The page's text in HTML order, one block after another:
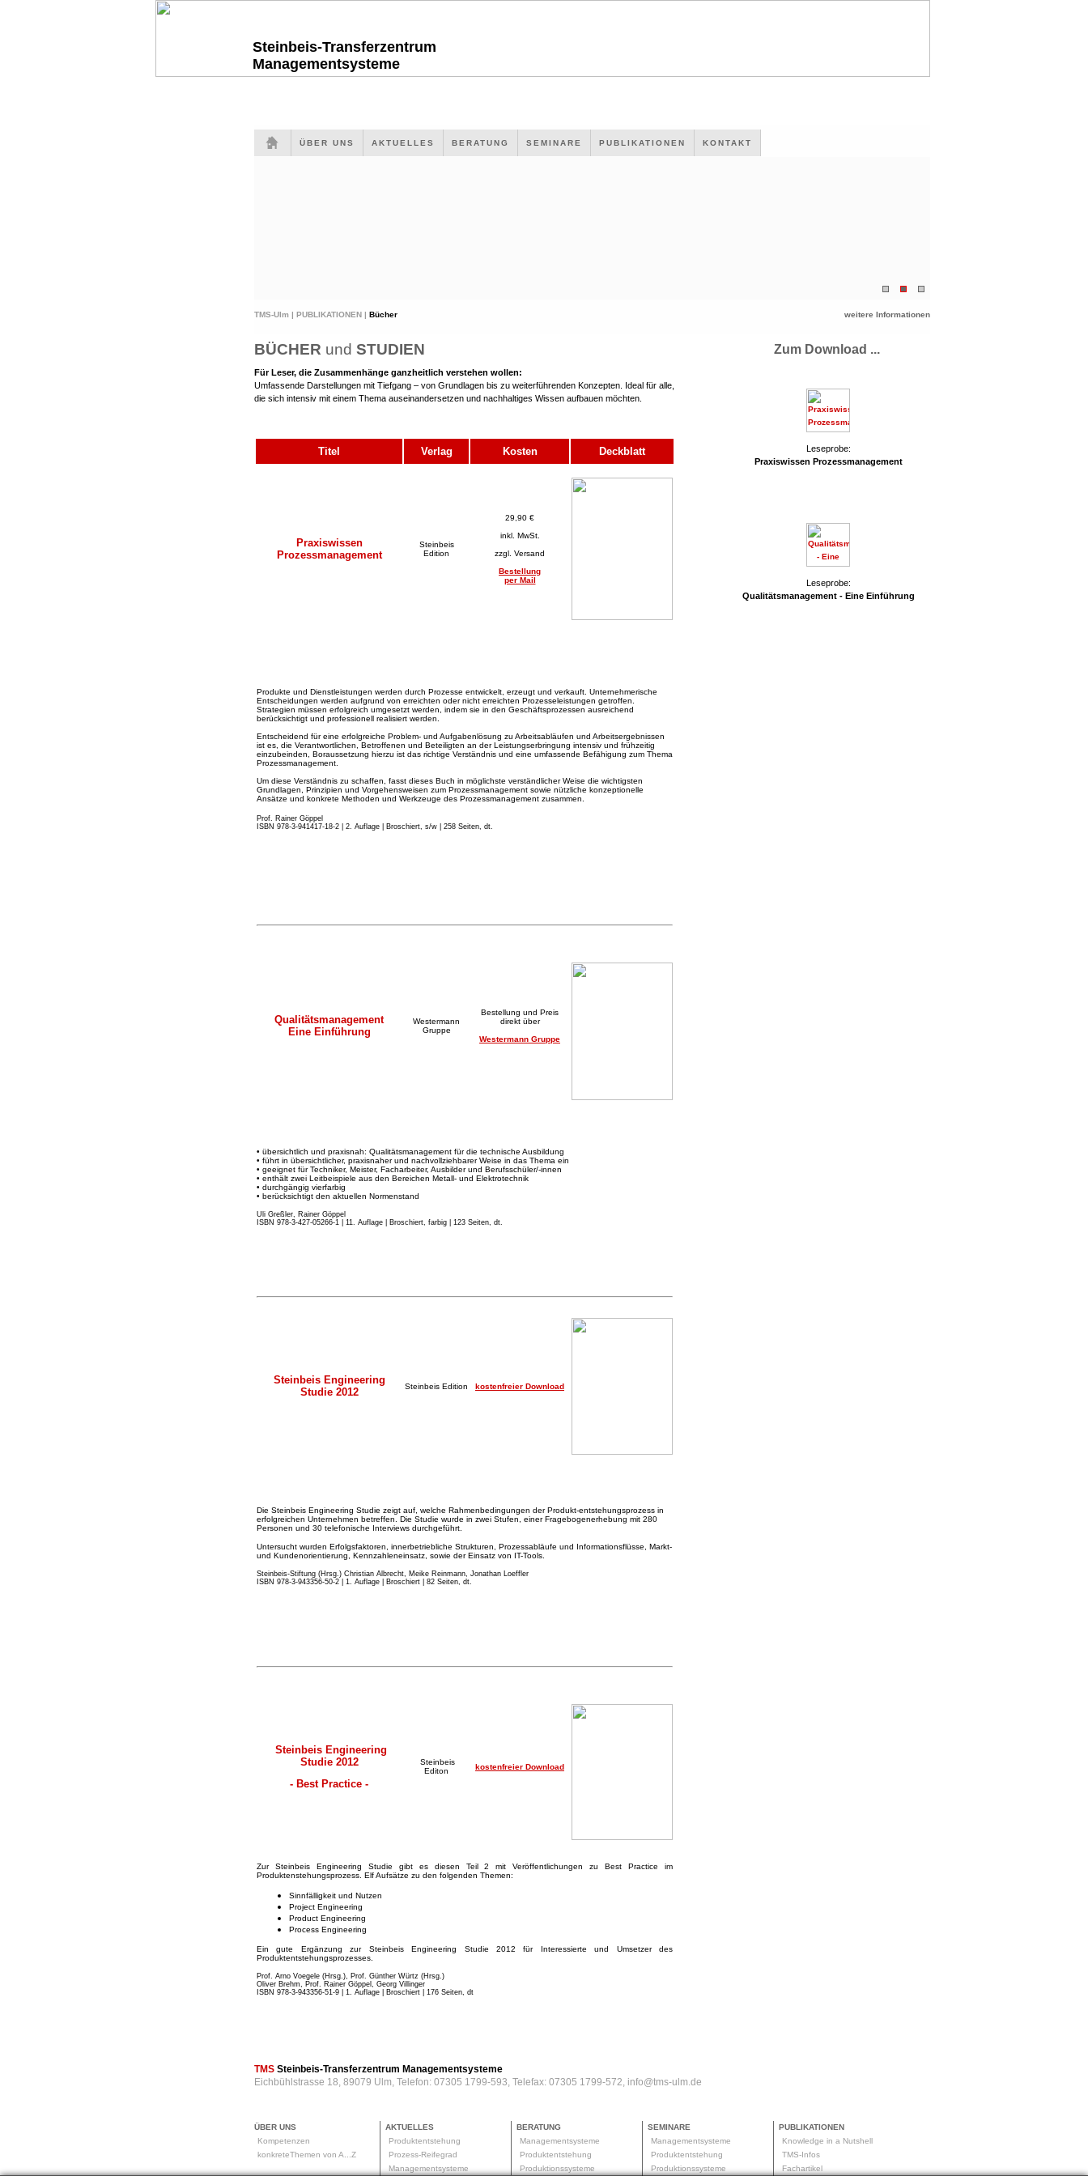
Steinbeis-Transferzentrum
Managementsysteme
ÜBER UNS AKTUELLES BERATUNG SEMINARE PUBLIKATIONEN KONTAKT
TMS-Ulm | PUBLIKATIONEN | Bücher weitere Informationen
BÜCHER und STUDIEN
Für Leser, die Zusammenhänge ganzheitlich verstehen wollen:
Umfassende Darstellungen mit Tiefgang – von Grundlagen bis zu weiterführenden Konzepten. Ideal für alle,
die sich intensiv mit einem Thema auseinandersetzen und nachhaltiges Wissen aufbauen möchten.
Titel Verlag Kosten Deckblatt
Praxiswissen
Prozessmanagement
Steinbeis
Edition
29,90 €
inkl. MwSt.
zzgl. Versand
Bestellung
per Mail
Produkte und Dienstleistungen werden durch Prozesse entwickelt, erzeugt und verkauft. Unternehmerische
Entscheidungen werden aufgrund von erreichten oder nicht erreichten Prozesseleistungen getroffen.
Strategien müssen erfolgreich umgesetzt werden, indem sie in den Geschäftsprozessen ausreichend
berücksichtigt und professionell realisiert werden.
Entscheidend für eine erfolgreiche Problem- und Aufgabenlösung zu Arbeitsabläufen und Arbeitsergebnissen
ist es, die Verantwortlichen, Betroffenen und Beteiligten an der Leistungserbringung intensiv und frühzeitig
einzubeinden, Boraussetzung hierzu ist das richtige Verständnis und eine umfassende Befähigung zum Thema
Prozessmanagement.
Um diese Verständnis zu schaffen, fasst dieses Buch in möglichste verständlicher Weise die wichtigsten
Grundlagen, Prinzipien und Vorgehensweisen zum Prozessmanagement sowie nützliche konzeptionelle
Ansätze und konkrete Methoden und Werkzeuge des Prozessmanagement zusammen.
Prof. Rainer Göppel
ISBN 978-3-941417-18-2 | 2. Auflage Broschiert, s/w | 258 Seiten, dt.
Qualitätsmanagement
Eine Einführung
Westermann
Gruppe
Bestellung und Preis
direkt über
Westermann Gruppe
• übersichtlich und praxisnah: Qualitätsmanagement für die technische Ausbildung
• führt in übersichtlicher, praxisnaher und nachvollziehbarer Weise in das Thema ein
• geeignet für Techniker, Meister, Facharbeiter, Ausbilder und Berufsschüler/-innen
• enthält zwei Leitbeispiele aus den Bereichen Metall- und Elektrotechnik
• durchgängig vierfarbig
• berücksichtigt den aktuellen Normenstand
Uli Greßler, Rainer Göppel
ISBN 978-3-427-05266-1 | 11. Auflage
Broschiert, farbig | 123 Seiten, dt.
Steinbeis Engineering
Studie 2012
Steinbeis Edition kostenfreier Download
Die Steinbeis Engineering Studie zeigt auf, welche Rahmenbedingungen der Produkt-entstehungsprozess in
erfolgreichen Unternehmen betreffen. Die Studie wurde in zwei Stufen, einer Fragebogenerhebung mit 280
Personen und 30 telefonische Interviews durchgeführt.
Untersucht wurden Erfolgsfaktoren, innerbetriebliche Strukturen, Prozessabläufe und Informationsflüsse, Markt-
und Kundenorientierung, Kennzahleneinsatz, sowie der Einsatz von IT-Tools.
Steinbeis-Stiftung (Hrsg.) Christian Albrecht, Meike Reinmann, Jonathan Loeffler
ISBN 978-3-943356-50-2 | 1. Auflage | Broschiert | 82 Seiten, dt.
Steinbeis Engineering
Studie 2012
- Best Practice -
Steinbeis
Editon
kostenfreier Download
Zur Steinbeis Engineering Studie gibt es diesen Teil 2 mit Veröffentlichungen zu Best Practice im
Produktenstehungsprozess. Elf Aufsätze zu den folgenden Themen:
Sinnfälligkeit und Nutzen
Project Engineering
Product Engineering
Process Engineering
Ein gute Ergänzung zur Steinbeis Engineering Studie 2012 für Interessierte und Umsetzer des
Produktentstehungsprozesses.
Prof. Arno Voegele (Hrsg.), Prof. Günther Würtz (Hrsg.)
Oliver Brehm, Prof. Rainer Göppel, Georg Villinger
ISBN 978-3-943356-51-9 | 1. Auflage | Broschiert
| 176 Seiten, dt
Zum Download ...
Leseprobe:
Praxiswissen Prozessmanagement
Leseprobe:
Qualitätsmanagement - Eine Einführung
TMS Steinbeis-Transferzentrum Managementsysteme
Eichbühlstrasse 18, 89079 Ulm, Telefon: 07305 1799-593, Telefax: 07305 1799-572, info@tms-ulm.de
ÜBER UNS
Kompetenzen
konkreteThemen von A...Z
AKTUELLES
Produktentstehung
Prozess-Reifegrad
Managementsysteme
BERATUNG
Managementsysteme
Produktentstehung
Produktionssysteme
SEMINARE
Managementsysteme
Produktentstehung
Produktionssysteme
PUBLIKATIONEN
Knowledge in a Nutshell
TMS-Infos
Fachartikel